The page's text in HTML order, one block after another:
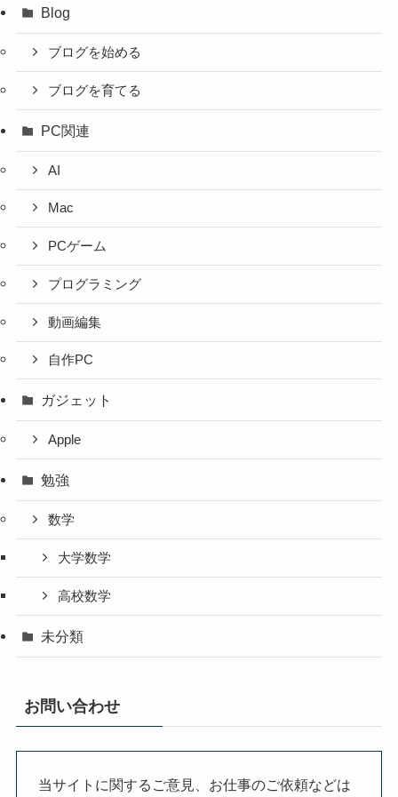
Blog
ブログを始める
ブログを育てる
PC関連
AI
Mac
PCゲーム
プログラミング
動画編集
自作PC
ガジェット
Apple
勉強
数学
大学数学
高校数学
未分類
お問い合わせ
当サイトに関するご意見、お仕事のご依頼などは